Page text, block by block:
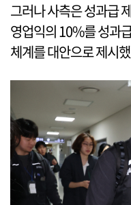
그러나 사측은 성과급
영업익의 10%를 성과
체계를 대안으로 제시